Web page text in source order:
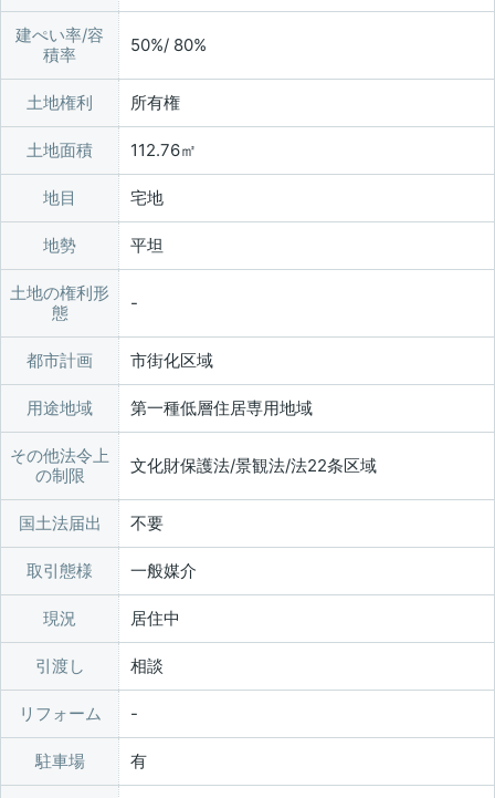
建ぺい率/容
積率
50%/ 80%
土地権利 所有権
土地面積 112.76㎡
地目 宅地
地勢 平坦
土地の権利形
態
都市計画 市街化区域
用途地域 第一種低層住居専用地域
その他法令上
の制限
文化財保護法/景観法/法22条区域
国土法届出 不要
取引態様 一般媒介
現況 居住中
引渡し 相談
リフォーム
駐車場 有